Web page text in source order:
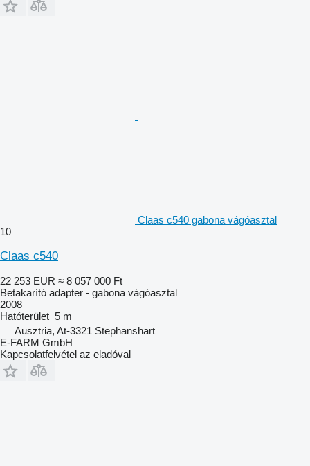
Claas c540 gabona vágóasztal
10
Claas c540
22 253 EUR ≈ 8 057 000 Ft
Betakarító adapter - gabona vágóasztal
2008
Hatóterület 5 m
Ausztria, At-3321 Stephanshart
E-FARM GmbH
Kapcsolatfelvétel az eladóval